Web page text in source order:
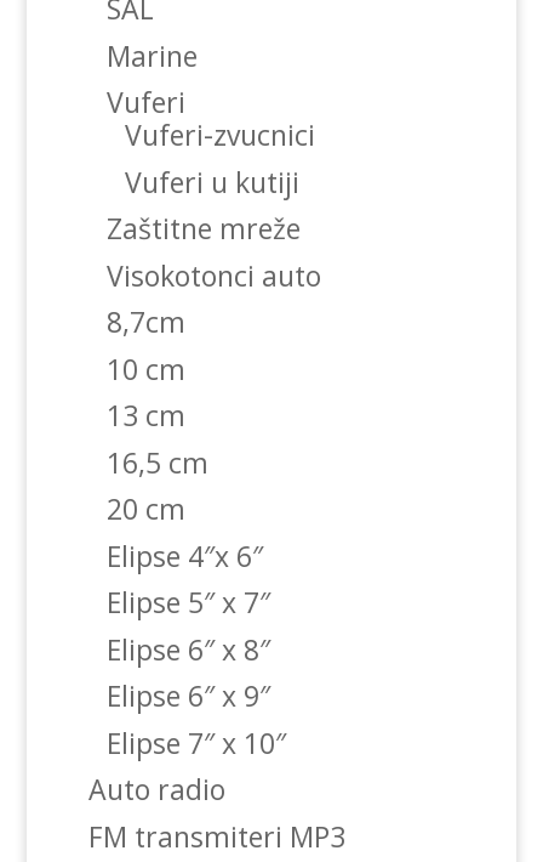
SAL
Marine
Vuferi
Vuferi-zvucnici
Vuferi u kutiji
Zaštitne mreže
Visokotonci auto
8,7cm
10 cm
13 cm
16,5 cm
20 cm
Elipse 4″x 6″
Elipse 5″ x 7″
Elipse 6″ x 8″
Elipse 6″ x 9″
Elipse 7″ x 10″
Auto radio
FM transmiteri MP3